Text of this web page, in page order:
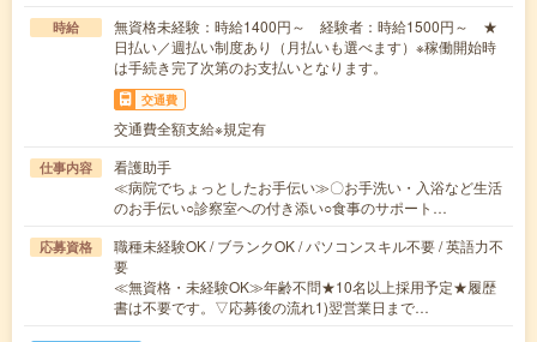
時給
無資格未経験：時給1400円～ 経験者：時給1500円～ ★
日払い／週払い制度あり（月払いも選べます）※稼働開始時
は手続き完了次第のお支払いとなります。
交通費
交通費全額支給※規定有
仕事内容
看護助手
≪病院でちょっとしたお手伝い≫〇お手洗い・入浴など生活
のお手伝い○診察室への付き添い○食事のサポート…
応募資格
職種未経験OK / ブランクOK / パソコンスキル不要 / 英語力不
要
≪無資格・未経験OK≫年齢不問★10名以上採用予定★履歴
書は不要です。▽応募後の流れ1)翌営業日まで…